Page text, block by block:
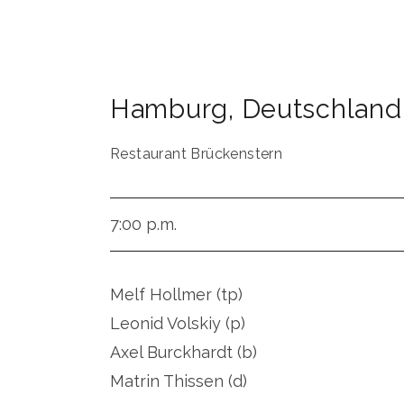
Hamburg, Deutschland
Restaurant Brückenstern
7:00 p.m.
Melf Hollmer (tp)
Leonid Volskiy (p)
Axel Burckhardt (b)
Matrin Thissen (d)